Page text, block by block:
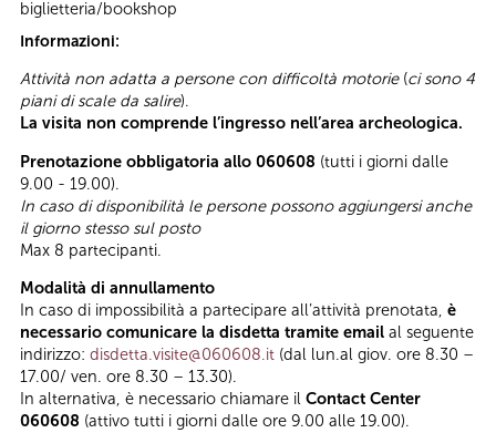
biglietteria/bookshop
Informazioni:
Attività non adatta a persone con difficoltà motorie(ci sono 4
piani di scale da salire).
La visita non comprende l’ingresso nell’area archeologica.
Prenotazione obbligatoria allo 060608 (tutti i giorni dalle
9.00 - 19.00).
In caso di disponibilità le persone possono aggiungersi anche
il giorno stesso sul posto
Max 8 partecipanti.
Modalità di annullamento
In caso di impossibilità a partecipare all’attività prenotata, è
necessario comunicare la disdetta tramite email al seguente
indirizzo: disdetta.visite@060608.it (dal lun.al giov. ore 8.30 –
17.00/ ven. ore 8.30 – 13.30).
In alternativa, è necessario chiamare il Contact Center
060608 (attivo tutti i giorni dalle ore 9.00 alle 19.00).